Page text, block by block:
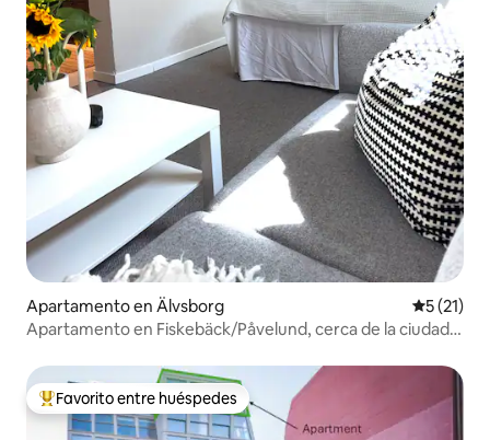
Apartamento en Älvsborg
5 (21)
Apartamento en Fiskebäck/Påvelund, cerca de la ciudad y
Favorito entre huéspedes preferido
Favorito entre huéspedes